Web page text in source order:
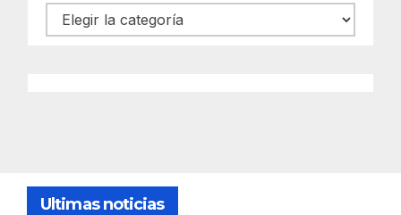
Categorías
Ultimas noticias